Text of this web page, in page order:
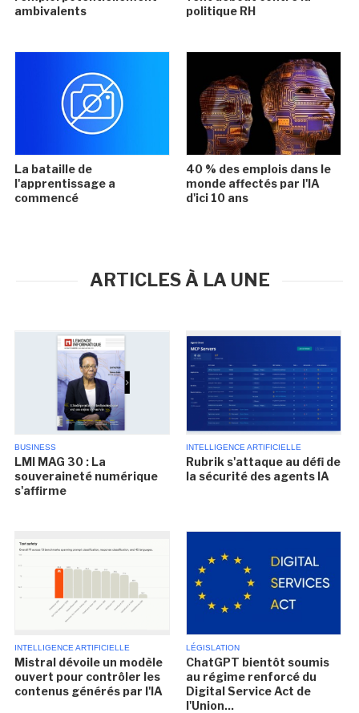
ambivalents
politique RH
La bataille de
l'apprentissage a
commencé
40 % des emplois dans le
monde affectés par l'IA
d'ici 10 ans
ARTICLES À LA UNE
BUSINESS
LMI MAG 30 : La
souveraineté numérique
s'affirme
INTELLIGENCE ARTIFICIELLE
Rubrik s'attaque au défi de
la sécurité des agents IA
INTELLIGENCE ARTIFICIELLE
Mistral dévoile un modèle
ouvert pour contrôler les
contenus générés par l'IA
LÉGISLATION
ChatGPT bientôt soumis
au régime renforcé du
Digital Service Act de
l'Union...